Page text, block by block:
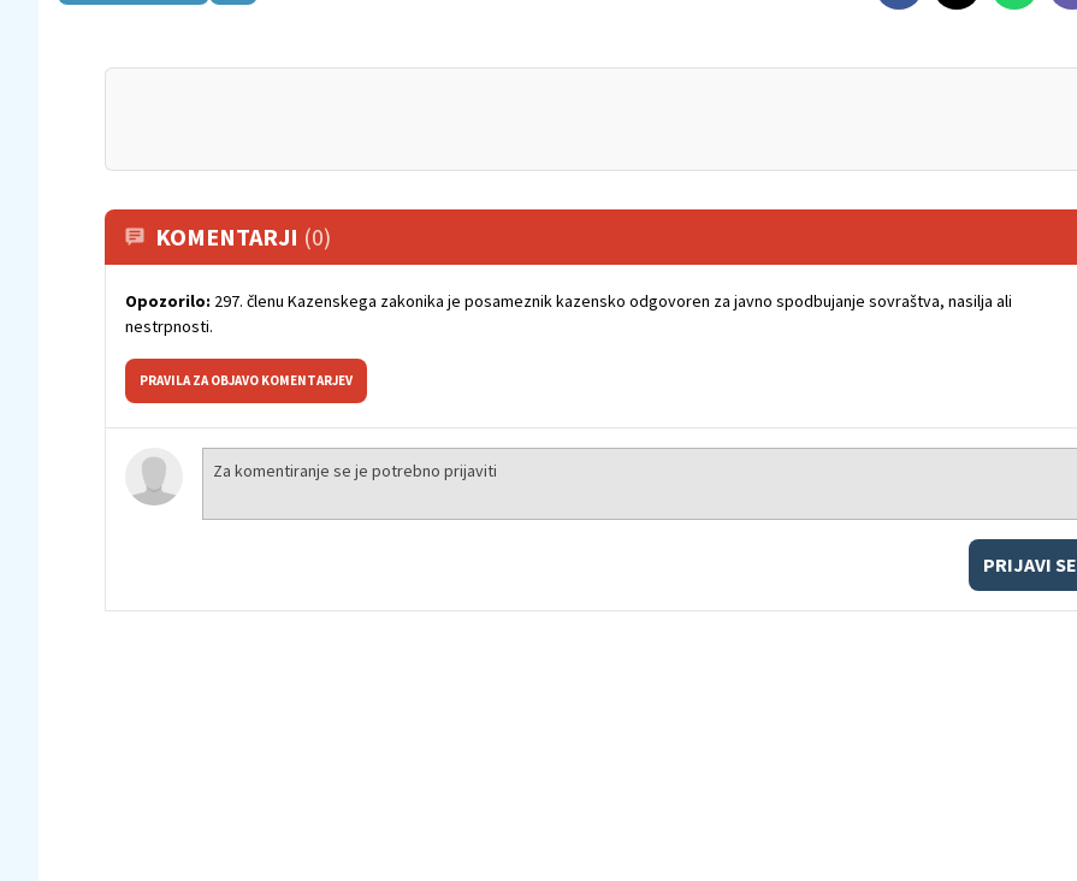
KOMENTARJI (0)
Opozorilo: 297. členu Kazenskega zakonika je posameznik kazensko odgovoren za javno spodbujanje sovraštva, nasilja ali
nestrpnosti.
PRAVILA ZA OBJAVO KOMENTARJEV
PRIJAVI SE